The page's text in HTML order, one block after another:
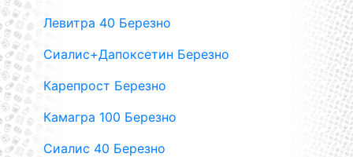
Левитра 40 Березно
Сиалис+Дапоксетин Березно
Карепрост Березно
Камагра 100 Березно
Сиалис 40 Березно